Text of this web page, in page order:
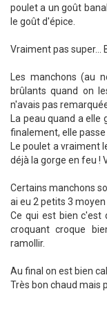
poulet a un goût
le goût d'épice.
Vraiment pas super...
Les manchons (au
brûlants quand on
n'avais pas
La peau quand a
finalement, elle passe
Le poulet a vraiment
déjà la gorge en feu !
Certains manchons
ai eu 2 petits 3
Ce qui est bien c'est
croquant croque
ramollir.
Au final on est bien
Très bon chaud mais